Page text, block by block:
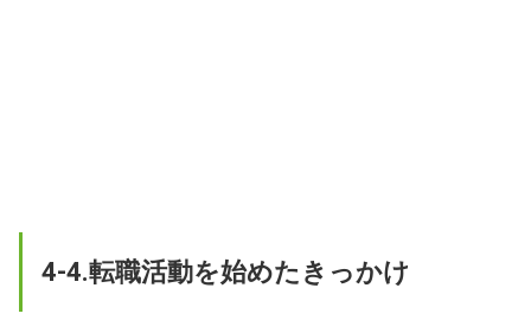
4-4.転職活動を始めたきっかけ